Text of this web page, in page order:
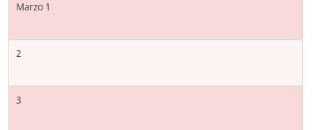
Marzo 1
2
3